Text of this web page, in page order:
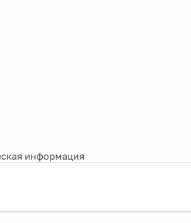
информация